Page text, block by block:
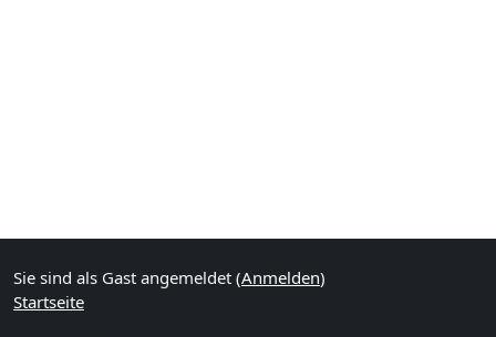
Sie sind als Gast angemeldet (Anmelden)
Startseite